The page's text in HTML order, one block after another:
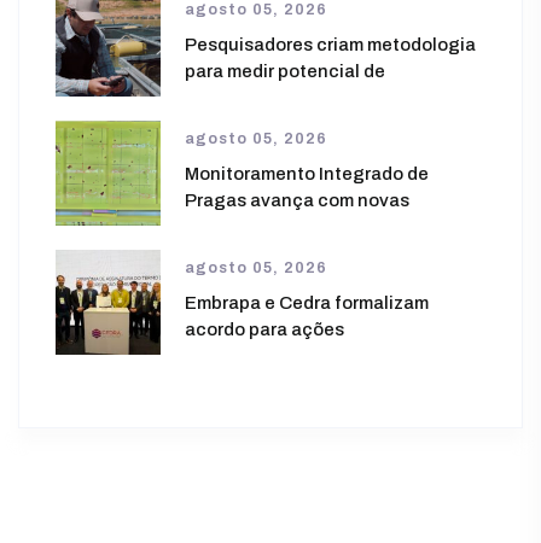
agosto 05, 2026
Pesquisadores criam metodologia
para medir potencial de
agosto 05, 2026
Monitoramento Integrado de
Pragas avança com novas
agosto 05, 2026
Embrapa e Cedra formalizam
acordo para ações